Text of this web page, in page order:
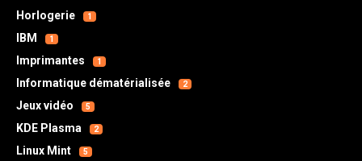
Horlogerie 1
IBM 1
Imprimantes 1
Informatique dématérialisée 2
Jeux vidéo 5
KDE Plasma 2
Linux Mint 5